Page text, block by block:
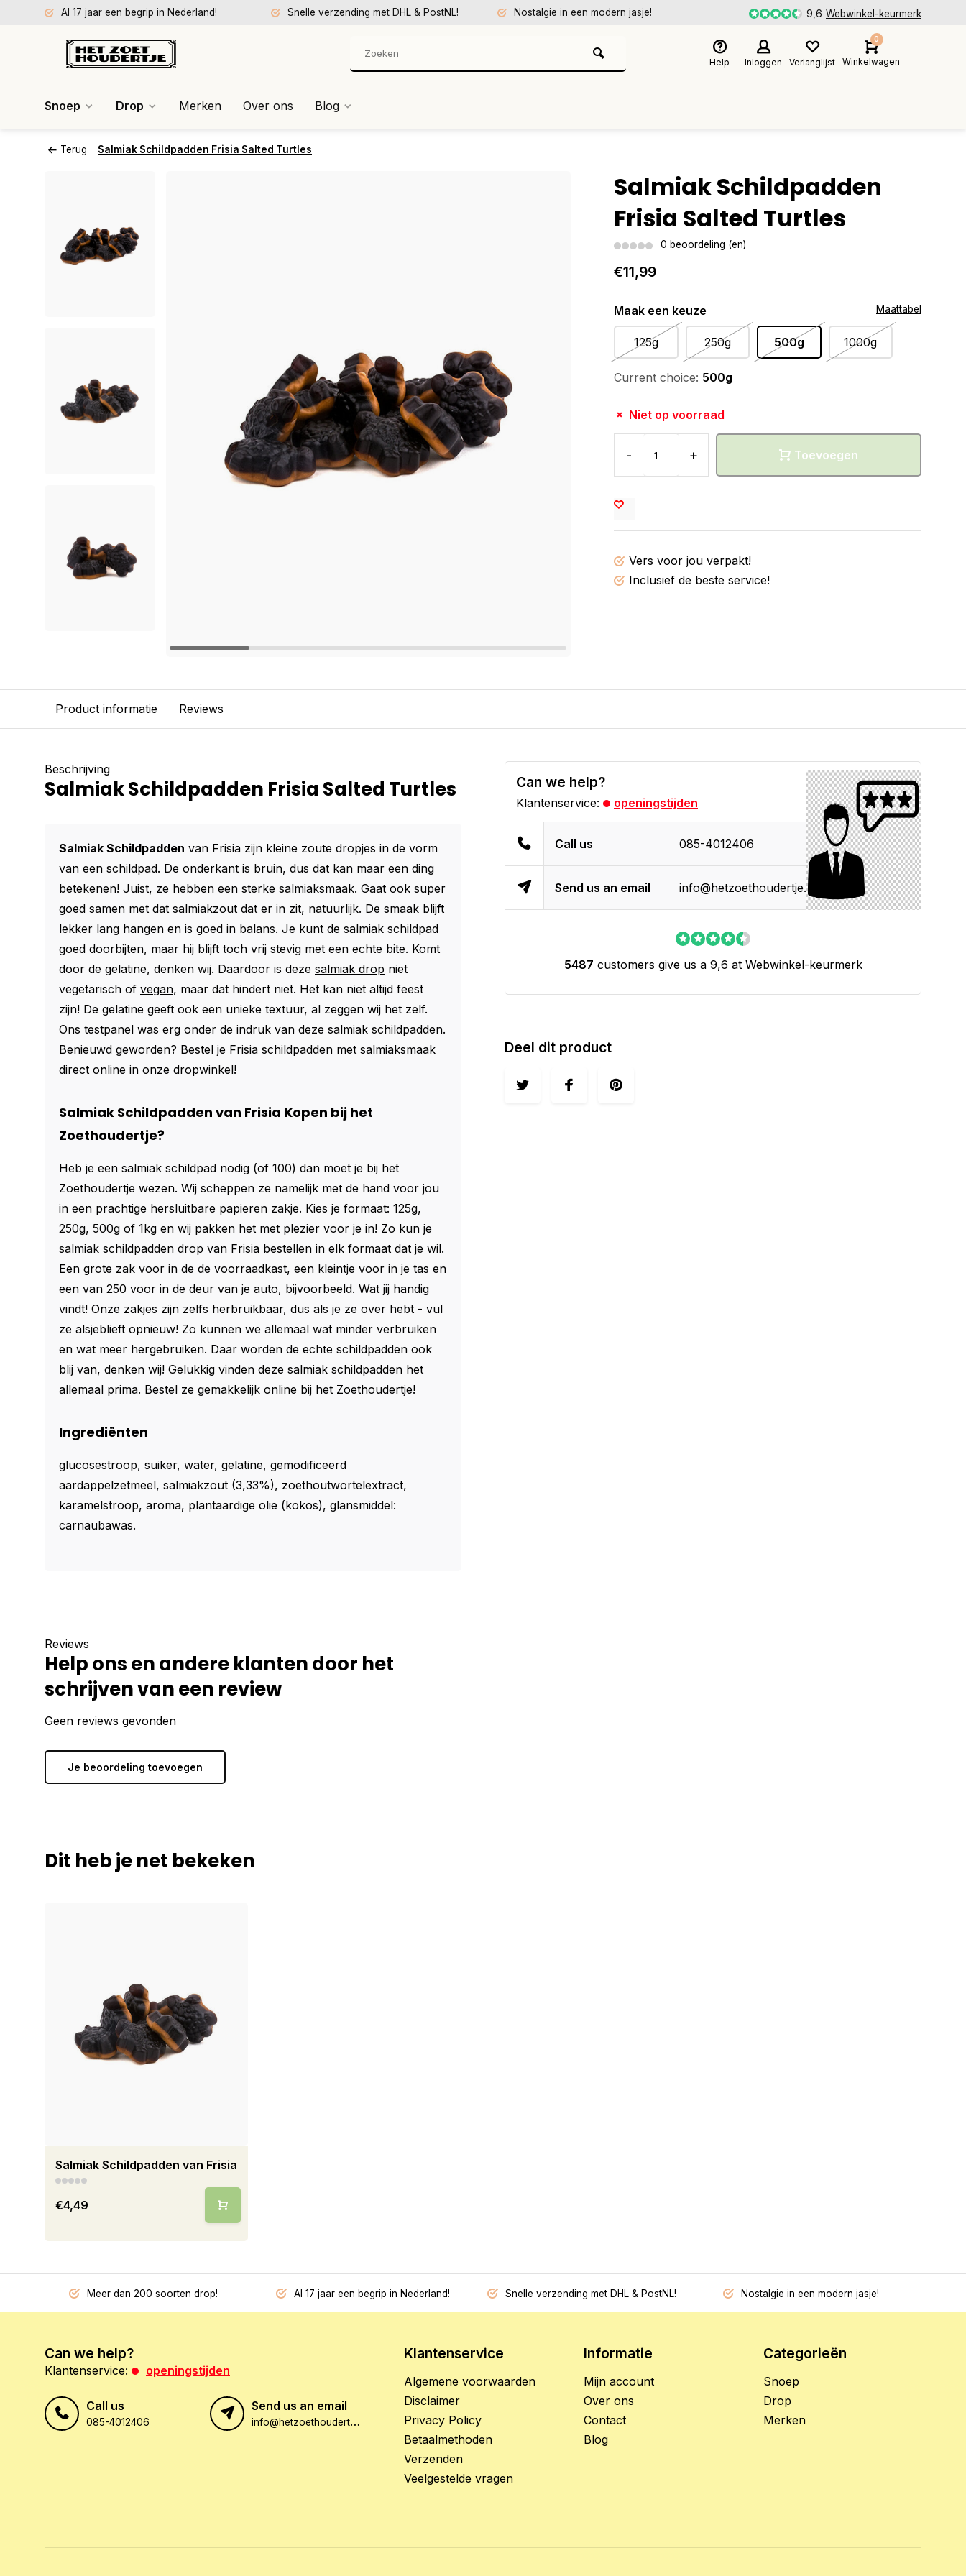
Al 17 jaar een begrip in Nederland! Snelle verzending met DHL & PostNL! Nostalgie in een modern jasje! 9,6 Webwinkel-keurmerk
Help Inloggen Verlanglijst
0
Winkelwagen
Snoep Drop Merken Over ons Blog
Terug Salmiak Schildpadden Frisia Salted Turtles
Salmiak Schildpadden
Frisia Salted Turtles
0 beoordeling (en)
€11,99
Maak een keuze
125g 250g 500g 1000g
Current choice: 500g
Maattabel
Niet op voorraad
- + Toevoegen
Vers voor jou verpakt!
Inclusief de beste service!
Product informatie Reviews
Beschrijving
Salmiak Schildpadden Frisia Salted Turtles
Salmiak Schildpadden van Frisia zijn kleine zoute dropjes in de vorm
van een schildpad. De onderkant is bruin, dus dat kan maar een ding
betekenen! Juist, ze hebben een sterke salmiaksmaak. Gaat ook super
goed samen met dat salmiakzout dat er in zit, natuurlijk. De smaak blijft
lekker lang hangen en is goed in balans. Je kunt de salmiak schildpad
goed doorbijten, maar hij blijft toch vrij stevig met een echte bite. Komt
door de gelatine, denken wij. Daardoor is deze salmiak drop niet
vegetarisch of vegan, maar dat hindert niet. Het kan niet altijd feest
zijn! De gelatine geeft ook een unieke textuur, al zeggen wij het zelf.
Ons testpanel was erg onder de indruk van deze salmiak schildpadden.
Benieuwd geworden? Bestel je Frisia schildpadden met salmiaksmaak
direct online in onze dropwinkel!
Salmiak Schildpadden van Frisia Kopen bij het
Zoethoudertje?
Heb je een salmiak schildpad nodig (of 100) dan moet je bij het
Zoethoudertje wezen. Wij scheppen ze namelijk met de hand voor jou
in een prachtige hersluitbare papieren zakje. Kies je formaat: 125g,
250g, 500g of 1kg en wij pakken het met plezier voor je in! Zo kun je
salmiak schildpadden drop van Frisia bestellen in elk formaat dat je wil.
Een grote zak voor in de de voorraadkast, een kleintje voor in je tas en
een van 250 voor in de deur van je auto, bijvoorbeeld. Wat jij handig
vindt! Onze zakjes zijn zelfs herbruikbaar, dus als je ze over hebt - vul
ze alsjeblieft opnieuw! Zo kunnen we allemaal wat minder verbruiken
en wat meer hergebruiken. Daar worden de echte schildpadden ook
blij van, denken wij! Gelukkig vinden deze salmiak schildpadden het
allemaal prima. Bestel ze gemakkelijk online bij het Zoethoudertje!
Ingrediënten
glucosestroop, suiker, water, gelatine, gemodificeerd
aardappelzetmeel, salmiakzout (3,33%), zoethoutwortelextract,
karamelstroop, aroma, plantaardige olie (kokos), glansmiddel:
carnaubawas.
Can we help?
Klantenservice: openingstijden
Call us 085-4012406
Send us an email info@hetzoethoudertje.nl
5487 customers give us a 9,6 at Webwinkel-keurmerk
Deel dit product
Reviews
Help ons en andere klanten door het
schrijven van een review
Geen reviews gevonden
Je beoordeling toevoegen
Dit heb je net bekeken
Salmiak Schildpadden van Frisia
€4,49
Meer dan 200 soorten drop! Al 17 jaar een begrip in Nederland! Snelle verzending met DHL & PostNL! Nostalgie in een modern jasje!
Can we help?
Klantenservice: openingstijden
Call us
085-4012406
Send us an email
i
nfo@hetzoethoudertje.nl
Klantenservice
Algemene voorwaarden
Disclaimer
Privacy Policy
Betaalmethoden
Verzenden
Veelgestelde vragen
Informatie
Mijn account
Over ons
Contact
Blog
Categorieën
Snoep
Drop
Merken